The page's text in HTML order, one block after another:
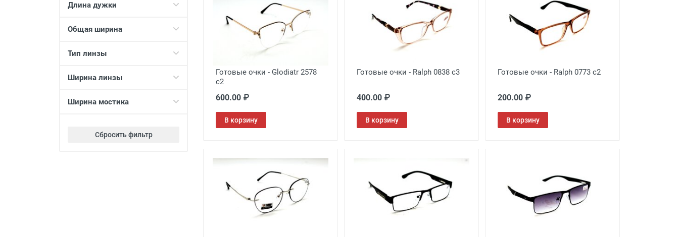
Keluona 190
LEWIS 20
Luxe Vision
OKYLAR
Длина дужки
Общая ширина
Тип линзы
Ширина линзы
Ширина мостика
Сбросить фильтр
Готовые очки - Glodiatr 2578
c2
600.00 ₽
В корзину
Готовые очки - Ralph 0838 c3
400.00 ₽
В корзину
Готовые очки - Ralph 0773 с2
200.00 ₽
В корзину